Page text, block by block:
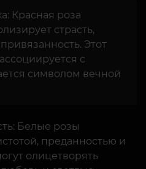
Красная роза
страсть,
Этот
с
символом вечной
Белые розы
преданностью и
олицетворять